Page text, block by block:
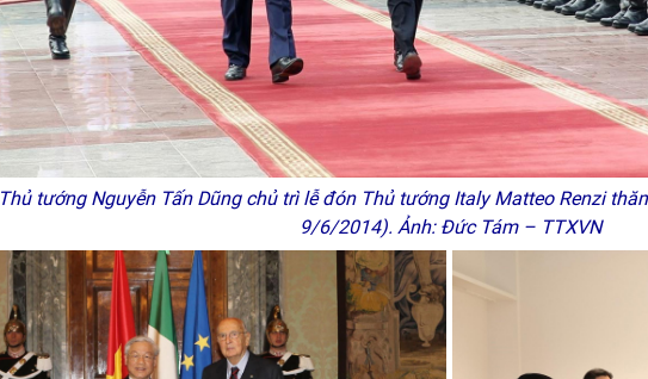
Thủ tướng Nguyễn Tấn Dũng chủ trì lễ đón Thủ tướng Italy Matteo Renzi
9/6/2014). Ảnh: Đức Tám – TTXVN